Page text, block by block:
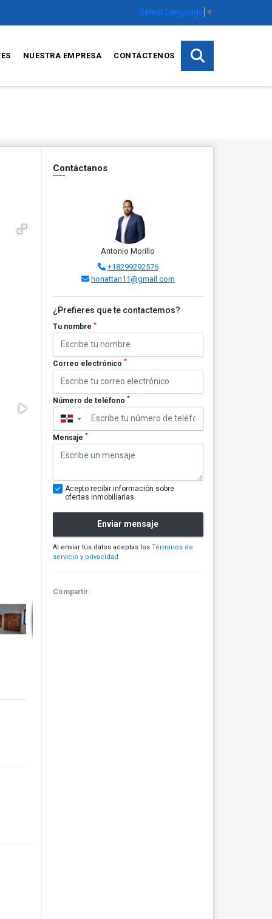
Select Language ▼
NUESTRA EMPRESA CONTÁCTENOS
Contáctanos
Antonio Morillo
+18299292576
honattan11@gmail.com
¿Prefieres que te contactemos?
Tu nombre *
Correo electrónico *
Número de teléfono *
▼
Mensaje *
Acepto recibir información sobre
ofertas inmobiliarias
Enviar mensaje
Al enviar tus datos aceptas los Términos de
servicio y privacidad
Compartir: